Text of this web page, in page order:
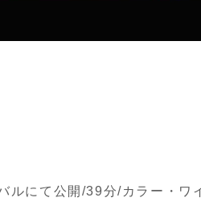
ルにて公開/39分/カラー・ワ